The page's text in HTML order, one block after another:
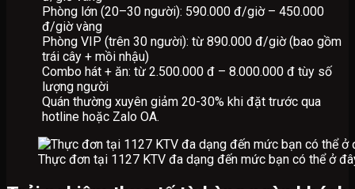
Phòng lớn (20–30 người): 590.000 đ/giờ – 450.000
đ/giờ vàng
Phòng VIP (trên 30 người): từ 890.000 đ/giờ (bao gồm
trái cây + mồi nhậu)
Combo hát + ăn: từ 2.500.000 đ – 8.000.000 đ tùy số
lượng người
Quán thường xuyên giảm 20-30% khi đặt trước qua
hotline hoặc Zalo OA.
Thực đơn tại 1127 KTV đa dạng đến mức bạn có thể ở